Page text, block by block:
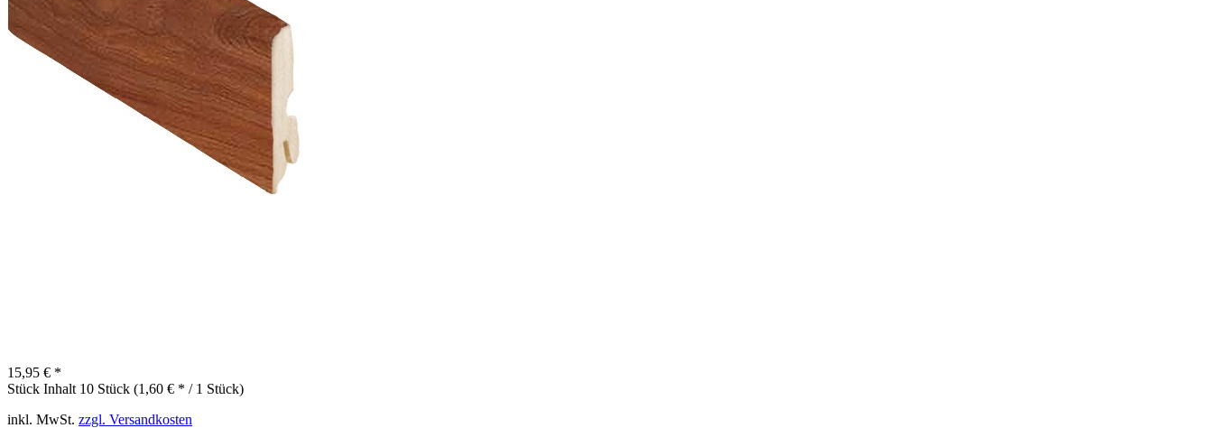
15,95 € *
Stück Inhalt 10 Stück (1,60 € * / 1 Stück)
inkl. MwSt. zzgl. Versandkosten